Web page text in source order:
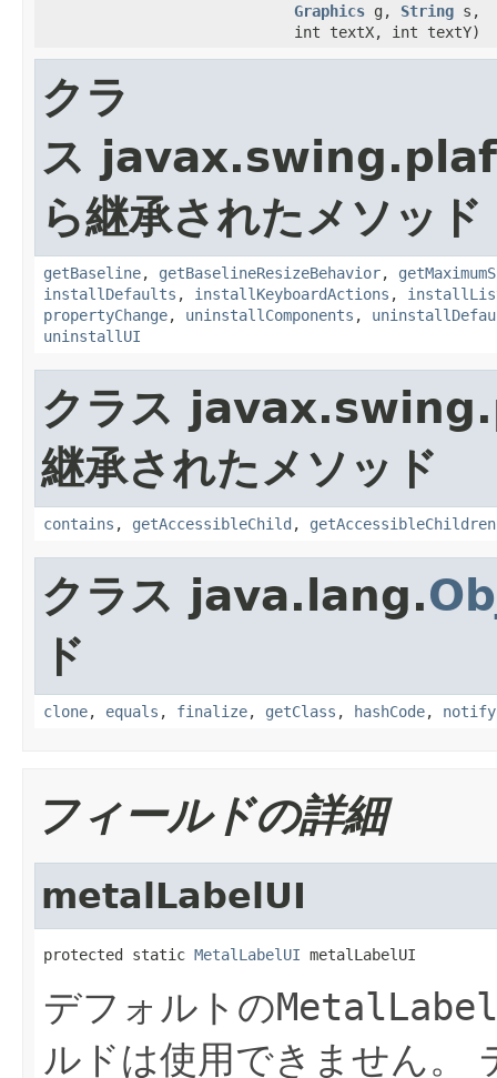
Graphics g, String s,
int textX, int textY)
クラ
ス
ら継承されたメソッド
getBaseline, getBaselineResizeBehavior,
installDefaults , installKeyboardActions ,
propertyChange, uninstallComponents ,
uninstallUI
クラス
継承されたメソッド
contains , getAccessibleChild ,
クラス java.lang.
ド
clone, equals , finalize, getClass , hashCode, notify
フィールドの詳細
metalLabelUI
protected static MetalLabelUI metalLabelUI
デフォルトの
ルドは使用できません。